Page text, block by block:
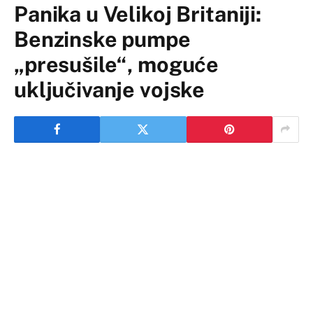
Panika u Velikoj Britaniji:
Benzinske pumpe
„presušile“, moguće
uključivanje vojske